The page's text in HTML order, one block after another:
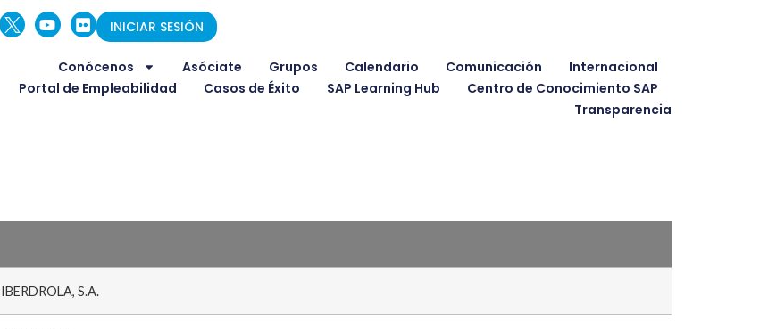
INICIAR SESIÓN
Conócenos Asóciate Grupos Calendario Comunicación
Internacional
Portal de Empleabilidad
Casos de Éxito SAP Learning Hub
Centro de Conocimiento SAP
Transparencia
IBERDROLA, S.A.